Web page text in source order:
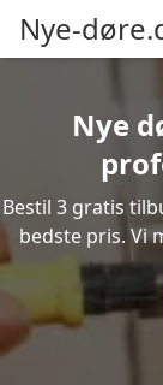
Nye-
Nye
Bestil 3 gratis
bedste pris. Vi